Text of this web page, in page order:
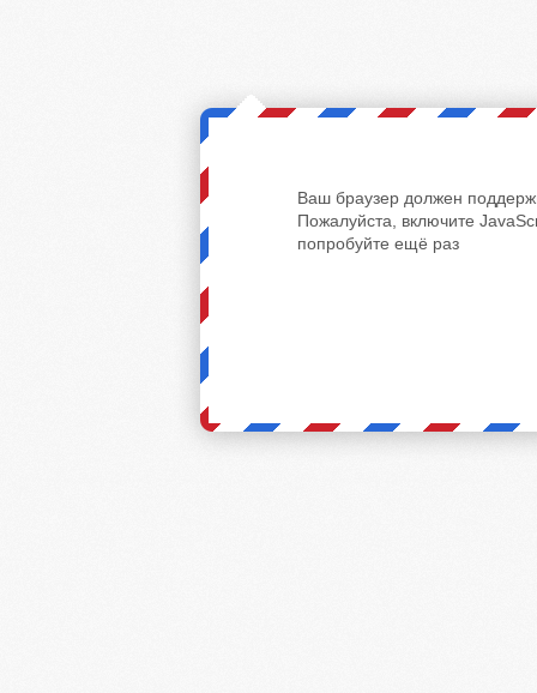
Ваш браузер должен
Пожалуйста, включите
попробуйте ещё раз